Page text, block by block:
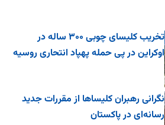
تخریب کلیسای چوبی ۳۰۰ ساله در
اوکراین در پی حمله پهپاد انتحاری روسیه
نگرانی رهبران کلیساها از مقررات جدید
رسانه‌ای در پاکستان